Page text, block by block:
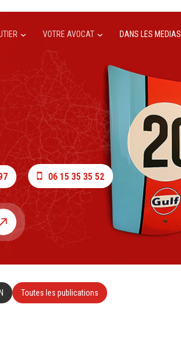
VOTRE AVOCAT DANS LES MEDIAS
06 15 35 35 52
Toutes les publications